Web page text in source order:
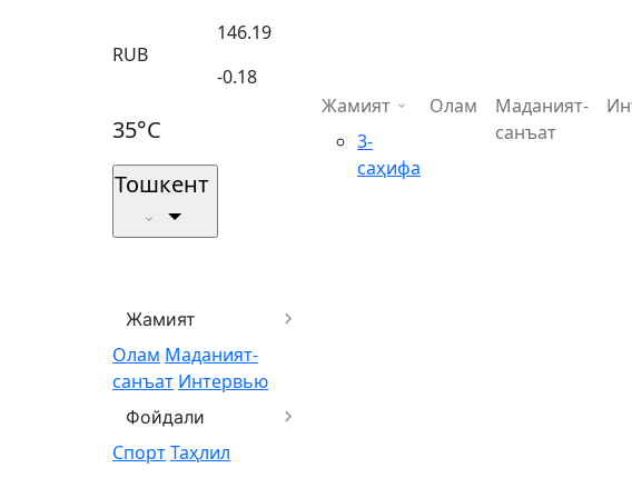
RUB
146.19
-0.18
35°C
Тошкент
Жамият
Олам Маданият-
санъат Интервью
Фойдали
СпортТаҳлил
Жамият
3-
саҳифа
Олам
Маданият-
санъат